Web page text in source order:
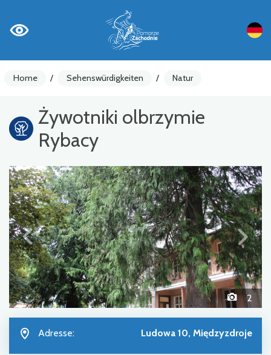
Home / Sehenswürdigkeiten / Natur
Żywotniki olbrzymie
Rybacy
2
Adresse: Ludowa 10, Międzyzdroje